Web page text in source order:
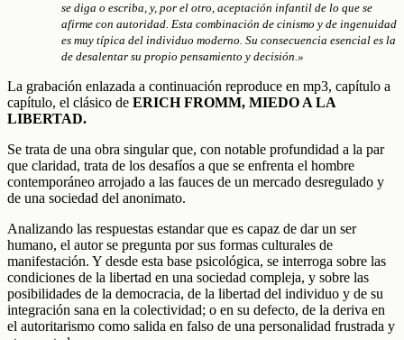
se diga o escriba, y, por el otro, aceptación infantil de lo que se
afirme con autoridad. Esta combinación de cinismo y de ingenuidad
es muy típica del individuo moderno. Su consecuencia esencial es la
de desalentar su propio pensamiento y decisión.»
La grabación enlazada a continuación reproduce en mp3, capítulo a
capítulo, el clásico de ERICH FROMM, MIEDO A LA
LIBERTAD.
Se trata de una obra singular que, con notable profundidad a la par
que claridad, trata de los desafíos a que se enfrenta el hombre
contemporáneo arrojado a las fauces de un mercado desregulado y
de una sociedad del anonimato.
Analizando las respuestas estandar que es capaz de dar un ser
humano, el autor se pregunta por sus formas culturales de
manifestación. Y desde esta base psicológica, se interroga sobre las
condiciones de la libertad en una sociedad compleja, y sobre las
posibilidades de la democracia, de la libertad del individuo y de su
integración sana en la colectividad; o en su defecto, de la deriva en
el autoritarismo como salida en falso de una personalidad frustrada y